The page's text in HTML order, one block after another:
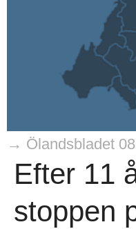
→ Ölandsbladet
Efter 11
stoppen